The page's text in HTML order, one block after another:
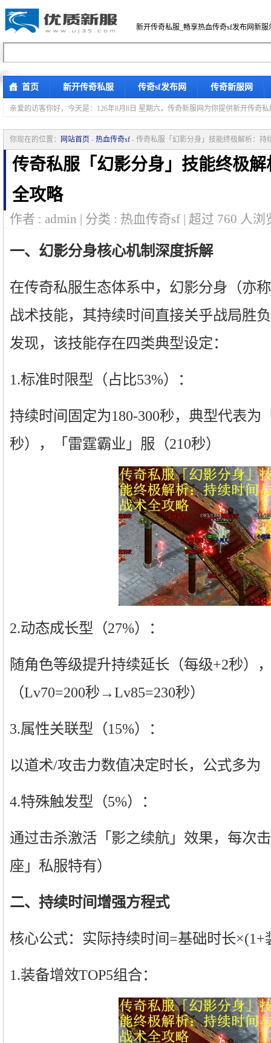
新开传奇私服_畅享热血传奇sf发布网新服
首页 新开传奇私服 传奇sf发布网 传奇新服网
亲爱的访客你好， 今天是：126年8月8日 星期六，传奇新服网为你提供新开传奇
你现在的位置： 网站首页 - 热血传奇sf - 传奇私服「幻影分身」技能终极解析：持
传奇私服「幻影分身」技能终极
全攻略
作者 : admin | 分类 : 热血传奇sf | 超过 760 人浏
一、幻影分身核心机制深度拆解
在传奇私服生态体系中，幻影分身（亦
战术技能，其持续时间直接关乎战局胜
发现，该技能存在四类典型设定：
1.标准时限型（占比53%）：
持续时间固定为180-300秒，典型代表为
秒），「雷霆霸业」服（210秒）
2.动态成长型（27%）：
随角色等级提升持续延长（每级+2秒）
（Lv70=200秒→Lv85=230秒）
3.属性关联型（15%）：
以道术/攻击力数值决定时长，公式多为
4.特殊触发型（5%）：
通过击杀激活「影之续航」效果，每次
座」私服特有）
二、持续时间增强方程式
核心公式：实际持续时间=基础时长
1.装备增效TOP5组合：